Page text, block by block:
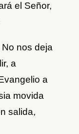
el Señor,
nos deja
a
a
movida
salida,